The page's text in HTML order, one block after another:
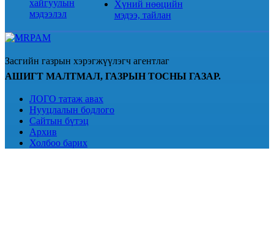
хайгуулын
мэдээлэл
Хүний нөөцийн
мэдээ, тайлан
Засгийн газрын хэрэгжүүлэгч агентлаг
АШИГТ МАЛТМАЛ, ГАЗРЫН ТОСНЫ ГАЗАР.
ЛОГО татаж авах
Нууцлалын бодлого
Сайтын бүтэц
Архив
Холбоо барих